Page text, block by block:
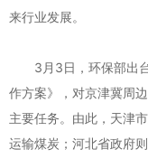
来行业发展。
3月3日，环保部出台
作方案》，对京津冀周
主要任务。由此，天津
运输煤炭；河北省政府